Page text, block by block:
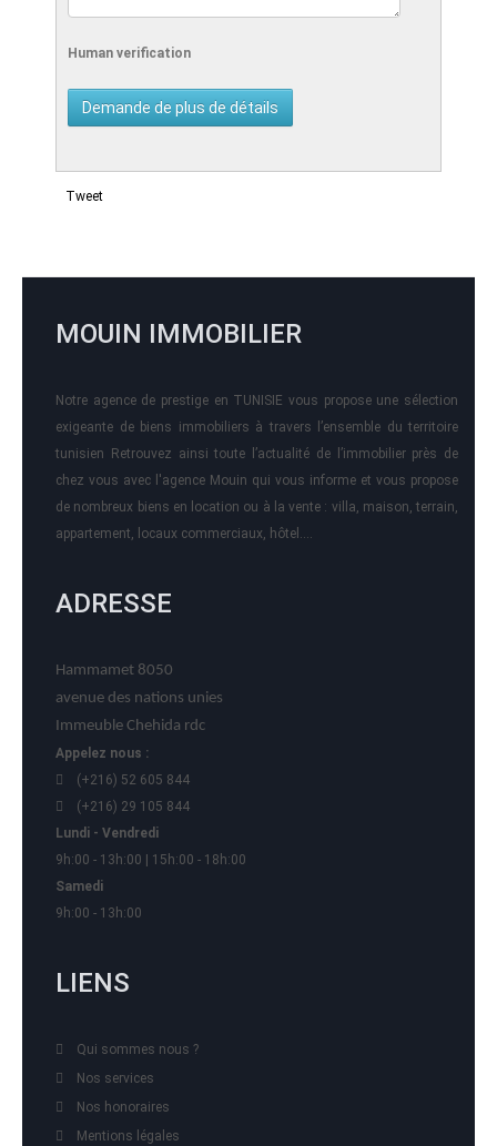
Human verification
Tweet
MOUIN IMMOBILIER
Notre agence de prestige en TUNISIE vous propose une sélection
exigeante de biens immobiliers à travers l’ensemble du territoire
tunisien Retrouvez ainsi toute l’actualité de l’immobilier près de
chez vous avec l'agence Mouin qui vous informe et vous propose
de nombreux biens en location ou à la vente : villa, maison, terrain,
appartement, locaux commerciaux, hôtel….
ADRESSE
Hammamet 8050
avenue des nations unies
Immeuble Chehida rdc
Appelez nous :
(+216) 52 605 844
(+216) 29 105 844
Lundi - Vendredi
9h:00 - 13h:00 | 15h:00 - 18h:00
Samedi
9h:00 - 13h:00
LIENS
Qui sommes nous ?
Nos services
Nos honoraires
Mentions légales